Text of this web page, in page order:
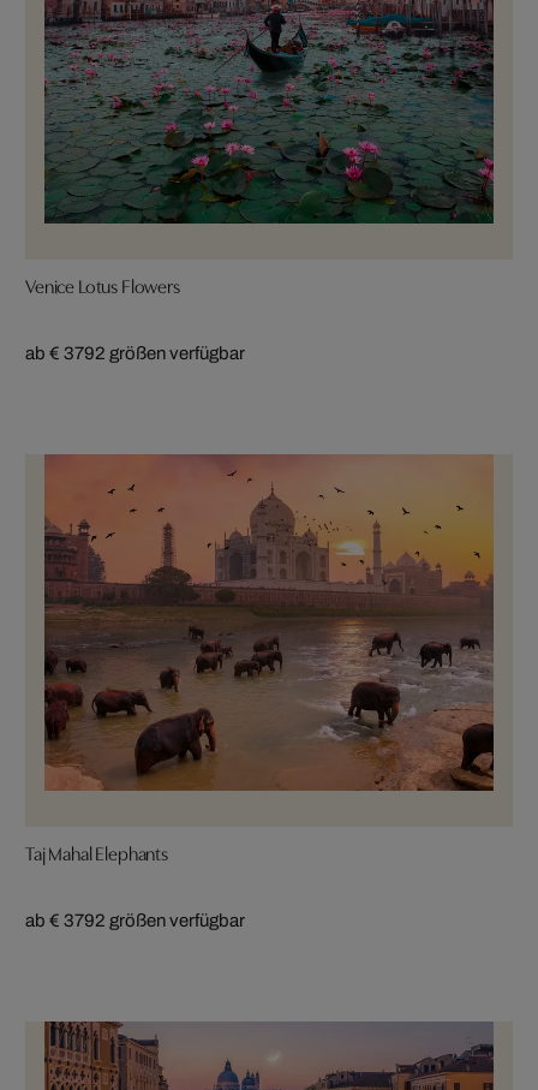
Venice Lotus Flowers
ab € 3792 größen verfügbar
Taj Mahal Elephants
ab € 3792 größen verfügbar